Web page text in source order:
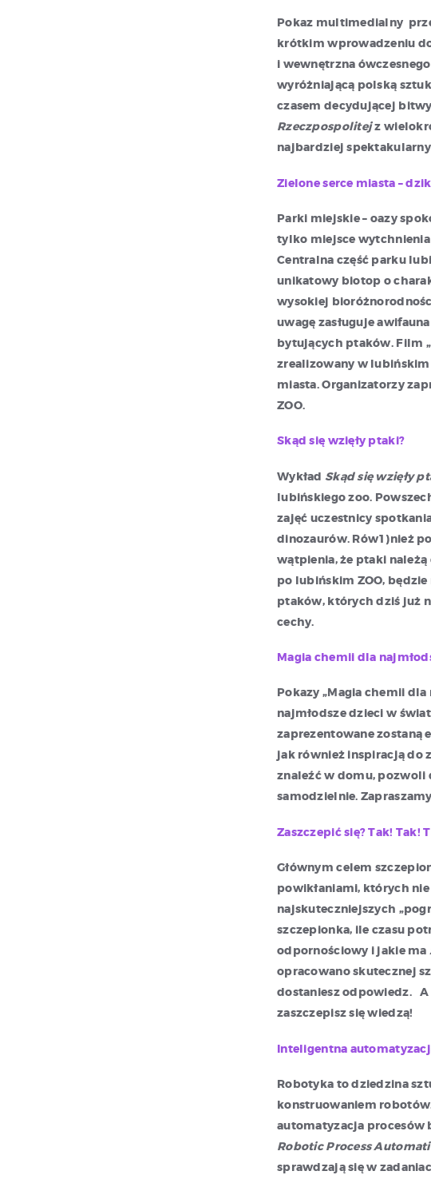
Pokaz multimedialny
krótkim wprowadzeniu
i wewnętrzna
wyróżniającą polską
czasem decydującej
Rzeczpospolitejz
najbardziej
Zielone serce miasta –
Parki miejskie – oazy
tylko miejsce
Centralna część parku
unikatowy biotop o
wysokiej
uwagę zasługuje
bytujących ptaków. Film
zrealizowany w
miasta. Organizatorzy
ZOO.
Skąd się wzięły ptaki?
Wykład Skąd się wzięły
lubińskiego zoo.
zajęć uczestnicy
dinozaurów. Rów1)nież
wątpienia, że ptaki
po lubińskim ZOO,
ptaków, których dziś już
cechy.
Magia chemii dla
Pokazy „Magia chemii
najmłodsze dzieci w
zaprezentowane zostaną
jak również inspiracją do
znaleźć w domu, pozwoli
samodzielnie.
Zaszczepić się? Tak! Tak!
Głównym celem
powikłaniami, których
najskuteczniejszych
szczepionka, ile czasu
odpornościowy i jakie ma
opracowano skutecznej
dostaniesz odpowiedz. A
zaszczepisz się wiedzą!
Inteligentna
Robotyka to dziedzina
konstruowaniem
automatyzacja procesów
Robotic Process
sprawdzają się w